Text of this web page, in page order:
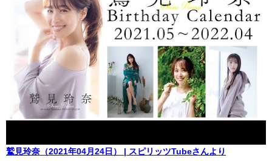
鷲見玲奈（2021年04月24日） | スピリッツTubeさんより